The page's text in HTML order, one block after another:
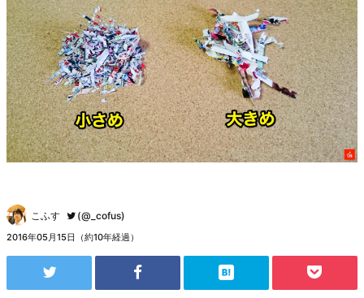
こふす (@_cofus)
2016年05月15日（約10年経過）